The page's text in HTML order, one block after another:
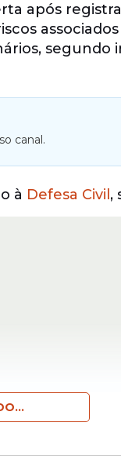
após
segundo
canal.
à Defesa Civil ,